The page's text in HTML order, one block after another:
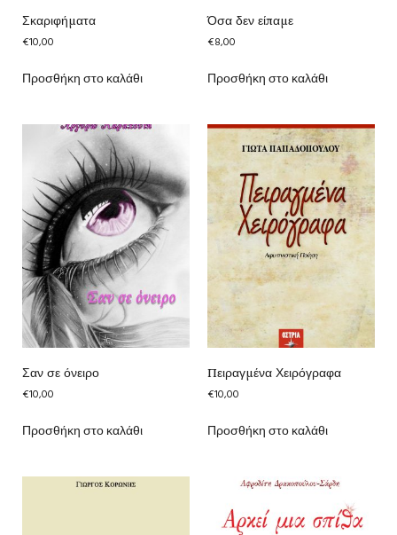
Σκαριφήματα
€10,00
Προσθήκη στο καλάθι
Όσα δεν είπαμε
€8,00
Προσθήκη στο καλάθι
Σαν σε όνειρο
€10,00
Προσθήκη στο καλάθι
Πειραγμένα Χειρόγραφα
€10,00
Προσθήκη στο καλάθι